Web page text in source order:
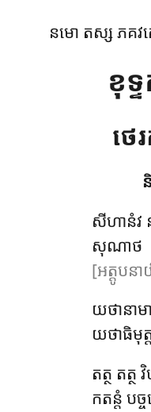
នមោ តស្ស ភគវ
ខុទ្
ថេ
សីហានំវ
សុណាថ ភ
[អត្តូបន
យថានាម
យថាធិមុត្
តត្ថ តត្ថ
កតន្តំ បច្